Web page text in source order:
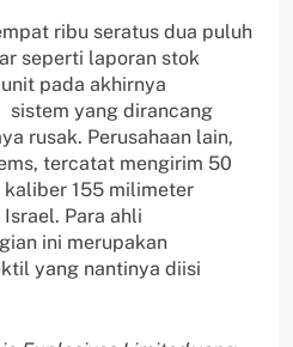
ribu seratus dua puluh
seperti laporan stok
pada akhirnya
sistem yang dirancang
rusak. Perusahaan lain,
tercatat mengirim 50
155 milimeter
Para ahli
ini merupakan
yang nantinya diisi